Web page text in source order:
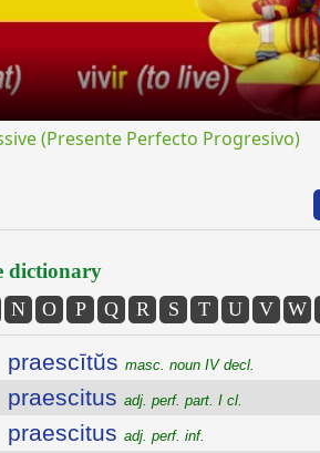
(Presente Perfecto Progresivo)
dictionary
N O P Q R S T U V W
praescītŭs masc. noun IV decl.
praescitus adj. perf. part. I cl.
praescitus adj. perf. inf.